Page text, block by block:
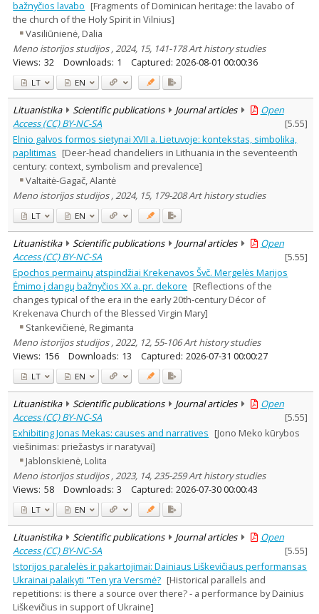
bažnyčios lavabo [Fragments of Dominican heritage: the lavabo of
the church of the Holy Spirit in Vilnius]
Vasiliūnienė, Dalia
Meno istorijos studijos , 2024, 15, 141-178 Art history studies
Views: 32 Downloads: 1 Captured: 2026-08-01 00:00:36
LT EN
Lituanistika Scientific publications Journal articles
Open
Access (CC) BY-NC-SA
[5.55]
Elnio galvos formos sietynai XVII a. Lietuvoje: kontekstas, simbolika,
paplitimas [Deer-head chandeliers in Lithuania in the seventeenth
century: context, symbolism and prevalence]
Valtaitė-Gagač, Alantė
Meno istorijos studijos , 2024, 15, 179-208 Art history studies
LT EN
Lituanistika Scientific publications Journal articles
Open
Access (CC) BY-NC-SA
[5.55]
Epochos permainų atspindžiai Krekenavos Švč. Mergelės Marijos
Ėmimo į dangų bažnyčios XX a. pr. dekore [Reflections of the
changes typical of the era in the early 20th-century Décor of
Krekenava Church of the Blessed Virgin Mary]
Stankevičienė, Regimanta
Meno istorijos studijos , 2022, 12, 55-106 Art history studies
Views: 156 Downloads: 13 Captured: 2026-07-31 00:00:27
LT EN
Lituanistika Scientific publications Journal articles
Open
Access (CC) BY-NC-SA
[5.55]
Exhibiting Jonas Mekas: causes and narratives [Jono Meko kūrybos
viešinimas: priežastys ir naratyvai]
Jablonskienė, Lolita
Meno istorijos studijos , 2023, 14, 235-259 Art history studies
Views: 58 Downloads: 3 Captured: 2026-07-30 00:00:43
LT EN
Lituanistika Scientific publications Journal articles
Open
Access (CC) BY-NC-SA
[5.55]
Istorijos paralelės ir pakartojimai: Dainiaus Liškevičiaus performansas
Ukrainai palaikyti "Ten yra Versmė? [Historical parallels and
repetitions: is there a source over there? - a performance by Dainius
Liškevičius in support of Ukraine]